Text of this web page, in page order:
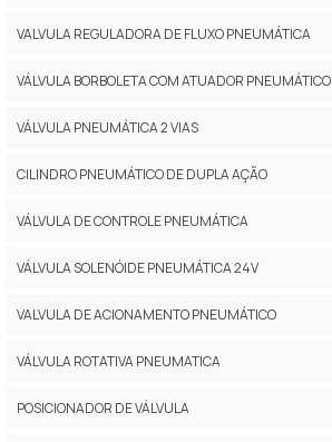
VALVULA REGULADORA DE FLUXO PNEUMÁTICA
VÁLVULA BORBOLETA COM ATUADOR PNEUMÁTICO
VÁLVULA PNEUMÁTICA 2 VIAS
CILINDRO PNEUMÁTICO DE DUPLA AÇÃO
VÁLVULA DE CONTROLE PNEUMÁTICA
VÁLVULA SOLENÓIDE PNEUMÁTICA 24V
VALVULA DE ACIONAMENTO PNEUMÁTICO
VÁLVULA ROTATIVA PNEUMATICA
POSICIONADOR DE VÁLVULA